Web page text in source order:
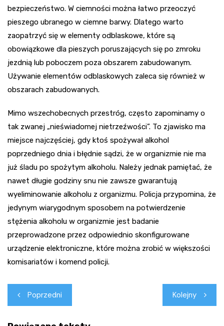
bezpieczeństwo. W ciemności można łatwo przeoczyć
pieszego ubranego w ciemne barwy. Dlatego warto
zaopatrzyć się w elementy odblaskowe, które są
obowiązkowe dla pieszych poruszających się po zmroku
jezdnią lub poboczem poza obszarem zabudowanym.
Używanie elementów odblaskowych zaleca się również w
obszarach zabudowanych.
Mimo wszechobecnych przestróg, często zapominamy o
tak zwanej „nieświadomej nietrzeźwości”. To zjawisko ma
miejsce najczęściej, gdy ktoś spożywał alkohol
poprzedniego dnia i błędnie sądzi, że w organizmie nie ma
już śladu po spożytym alkoholu. Należy jednak pamiętać, że
nawet długie godziny snu nie zawsze gwarantują
wyeliminowanie alkoholu z organizmu. Policja przypomina, że
jedynym wiarygodnym sposobem na potwierdzenie
stężenia alkoholu w organizmie jest badanie
przeprowadzone przez odpowiednio skonfigurowane
urządzenie elektroniczne, które można zrobić w większości
komisariatów i komend policji.
Nawigacja
wpisu
Poprzedni Kolejny